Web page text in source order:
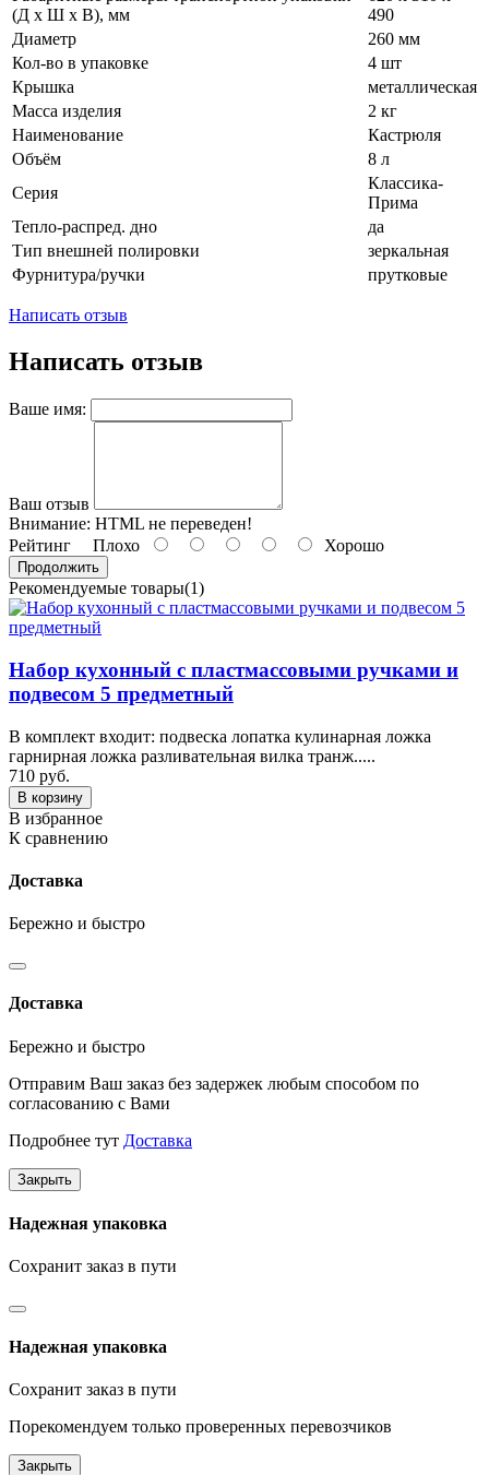
(Д х Ш х В), мм
490
Диаметр
260 мм
Кол-во в упаковке
4 шт
Крышка
металлическая
Масса изделия
2 кг
Наименование
Кастрюля
Объём
8 л
Серия
Классика-
Прима
Тепло-распред. дно
да
Тип внешней полировки
зеркальная
Фурнитура/ручки
прутковые
Написать отзыв
Написать отзыв
Ваше имя:
Ваш отзыв
Внимание: HTML не переведен!
Рейтинг Плохо Хорошо
Продолжить
Рекомендуемые товары(1)
Набор кухонный с пластмассовыми ручками и
подвесом 5 предметный
В комплект входит: подвеска лопатка кулинарная ложка
гарнирная ложка разливательная вилка транж.....
710 руб.
В корзину
В избранное
К сравнению
Доставка
Бережно и быстро
Доставка
Бережно и быстро
Отправим Ваш заказ без задержек любым способом по
согласованию с Вами
Подробнее тут Доставка
Закрыть
Надежная упаковка
Сохранит заказ в пути
Надежная упаковка
Сохранит заказ в пути
Порекомендуем только проверенных перевозчиков
Закрыть